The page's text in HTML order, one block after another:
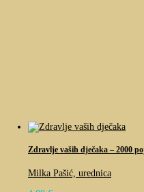
Zdravlje vaših dječaka – 2000
Milka Pašić, urednica